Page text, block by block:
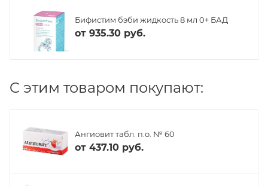
Бифистим бэби жидкость 8 мл 0+ БАД
от 935.30 руб.
C этим товаром покупают:
Ангиовит табл. п.о. № 60
от 437.10 руб.